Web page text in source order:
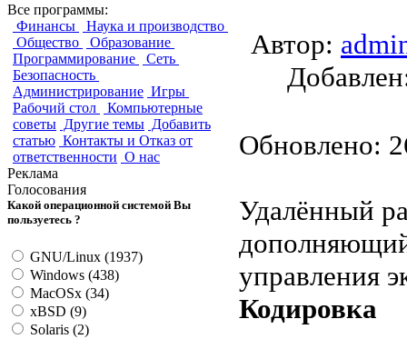
Все программы:
Финансы
Наука и производство
Общество
Образование
Программирование
Сеть
Безопасность
Администрирование Игры
Рабочий стол
Компьютерные
советы Другие темы Добавить
статью Контакты и Отказ от
ответственности О нас
Реклама
Голосования
Какой операционной системой Вы
пользуетесь ?
GNU/Linux (1937)
Windows (438)
MacOSx (34)
xBSD (9)
Solaris (2)
Автор:
Обновлено:
Удалённый
управления
Кодировка